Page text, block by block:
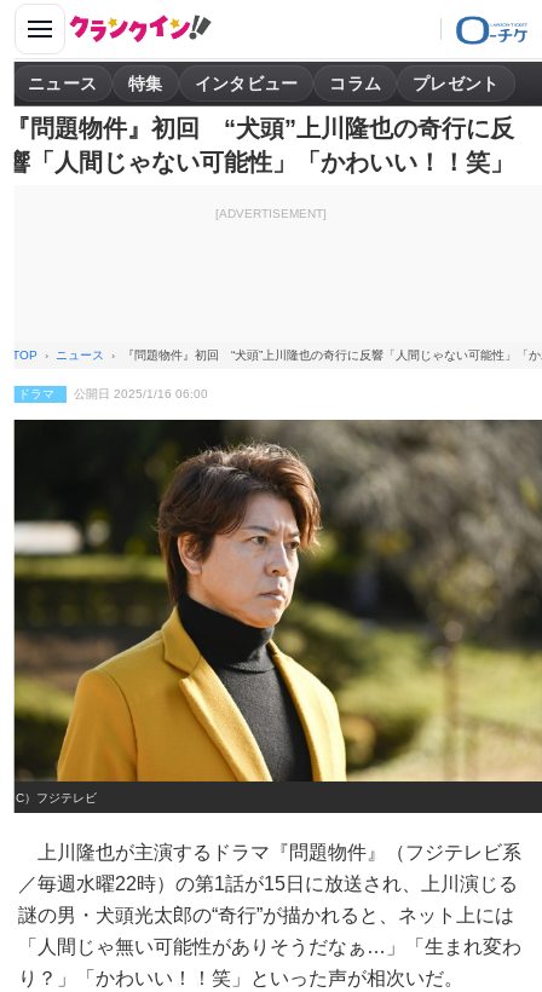
ニュース 特集 インタビュー コラム プレゼント
『問題物件』初回 “犬頭”上川隆也の奇行に反
響「人間じゃない可能性」「かわいい！！笑」
[ADVERTISEMENT]
TOP ニュース 『問題物件』初回 “犬頭”上川隆也の奇行に反響「人間じゃない可能性」「
ドラマ 公開日 2025/1/16 06:00
（C）フジテレビ
上川隆也が主演するドラマ『問題物件』（フジテレビ系
／毎週水曜22時）の第1話が15日に放送され、上川演じる
謎の男・犬頭光太郎の“奇行”が描かれると、ネット上には
「人間じゃ無い可能性がありそうだなぁ…」「生まれ変わ
り？」「かわいい！！笑」といった声が相次いだ。